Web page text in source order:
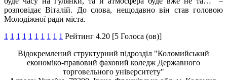
розповідає Віталій. До слова, нещодавно він став головою
Молодіжної ради міста.
1 1 1 1 1 1 1 1 1 1 Рейтинг 4.20 [5 Голоса (ов)]
Відокремлений структурний підрозділ "Коломийський
економіко-правовий фаховий коледж Державного
торговельного університету"